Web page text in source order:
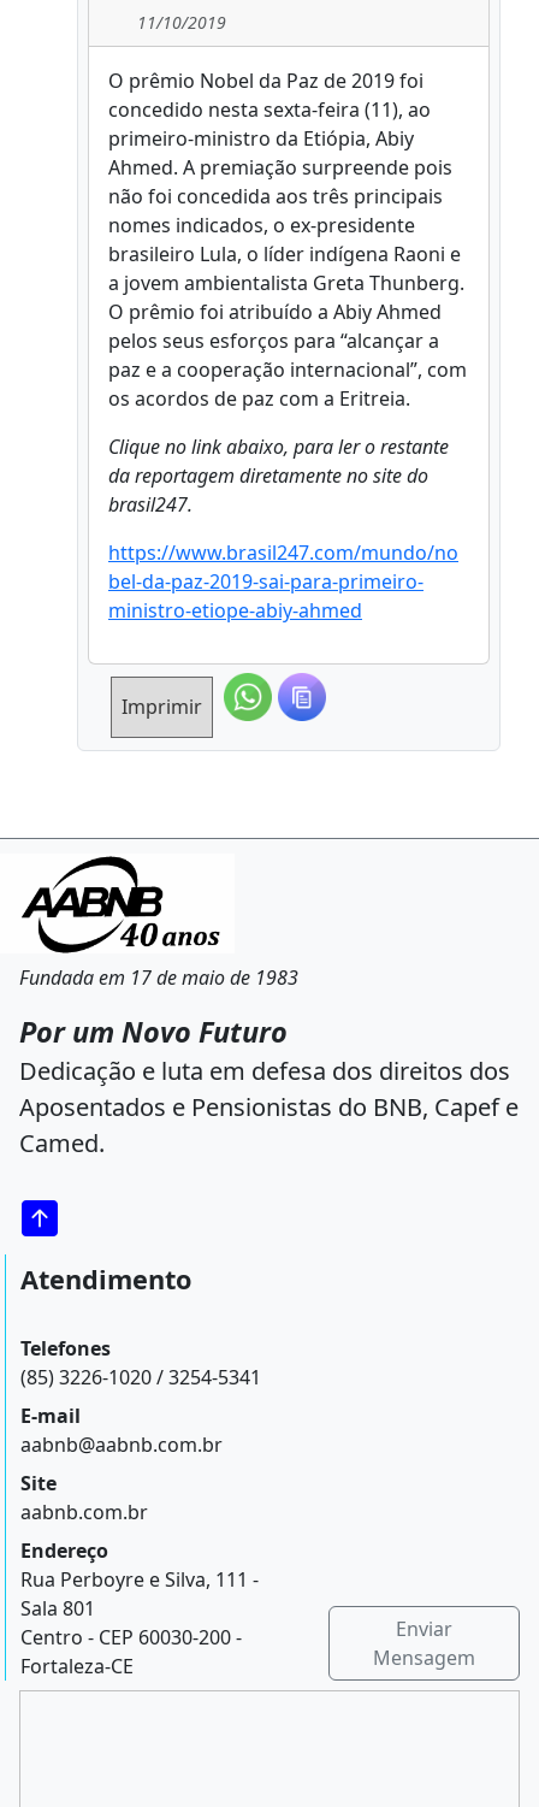
11/10/2019
O prêmio Nobel da Paz de 2019 foi
concedido nesta sexta-feira (11), ao
primeiro-ministro da Etiópia, Abiy
Ahmed. A premiação surpreende pois
não foi concedida aos três principais
nomes indicados, o ex-presidente
brasileiro Lula, o líder indígena Raoni e
a jovem ambientalista Greta Thunberg.
O prêmio foi atribuído a Abiy Ahmed
pelos seus esforços para “alcançar a
paz e a cooperação internacional”, com
os acordos de paz com a Eritreia.
Clique no link abaixo, para ler o restante
da reportagem diretamente no site do
brasil247.
https://www.brasil247.com/mundo/no
bel-da-paz-2019-sai-para-primeiro-
ministro-etiope-abiy-ahmed
Imprimir
Fundada em 17 de maio de 1983
Por um Novo Futuro
Dedicação e luta em defesa dos direitos dos
Aposentados e Pensionistas do BNB, Capef e
Camed.
Atendimento
Telefones
(85) 3226-1020 / 3254-5341
E-mail
aabnb@aabnb.com.br
Site
aabnb.com.br
Endereço
Rua Perboyre e Silva, 111 -
Sala 801
Centro - CEP 60030-200 -
Fortaleza-CE
Enviar
Mensagem